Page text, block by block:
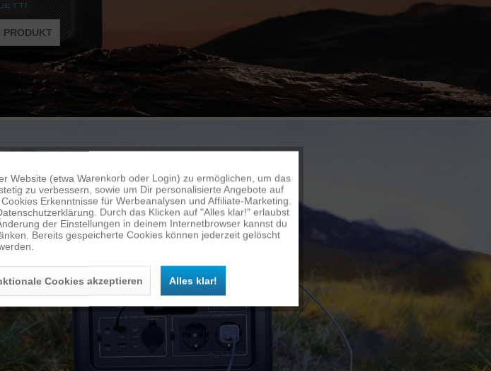
PRODUKT
EB70
FÜR CAMPING
Aktiv
Inaktiv
Inaktiv
Inaktiv
Website (etwa Warenkorb oder Login) zu ermöglichen, um das
zu verbessern, sowie um Dir personalisierte Angebote auf
Erkenntnisse für Werbeanalysen und Affiliate-Marketing.
Durch das Klicken auf "Alles klar!" erlaubst
der Einstellungen in deinem Internetbrowser kannst du
Bereits gespeicherte Cookies können jederzeit gelöscht
Cookies akzeptieren Alles klar!